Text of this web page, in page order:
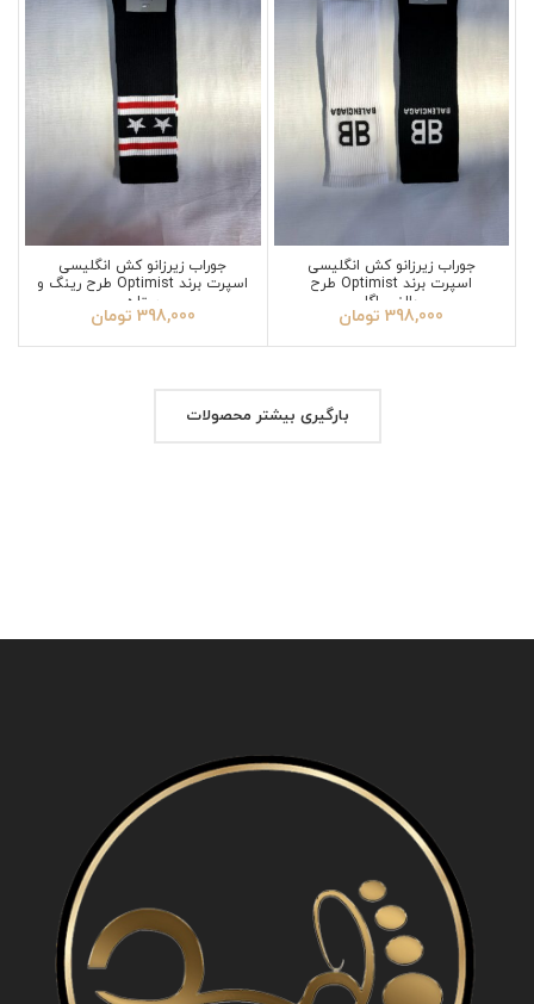
جوراب زیرزانو کش انگلیسی
اسپرت برند Optimist طرح
بالنسیاگا
398,000 تومان
جوراب زیرزانو کش انگلیسی
اسپرت برند Optimist طرح رینگ و
ستاره
398,000 تومان
بارگیری بیشتر محصولات